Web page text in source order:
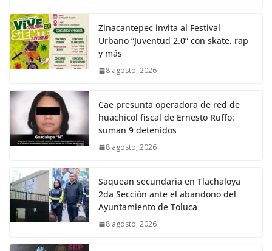
Zinacantepec invita al Festival
Urbano “Juventud 2.0” con skate, rap
y más
8 agosto, 2026
Cae presunta operadora de red de
huachicol fiscal de Ernesto Ruffo:
suman 9 detenidos
8 agosto, 2026
Saquean secundaria en Tlachaloya
2da Sección ante el abandono del
Ayuntamiento de Toluca
8 agosto, 2026